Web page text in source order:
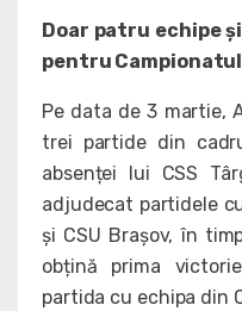
Doar patru echipe
pentru
Pe data de 3 martie,
trei partide din
absenței lui CSS
adjudecat partidele
și CSU Brașov, în
obțină prima
partida cu echipa din